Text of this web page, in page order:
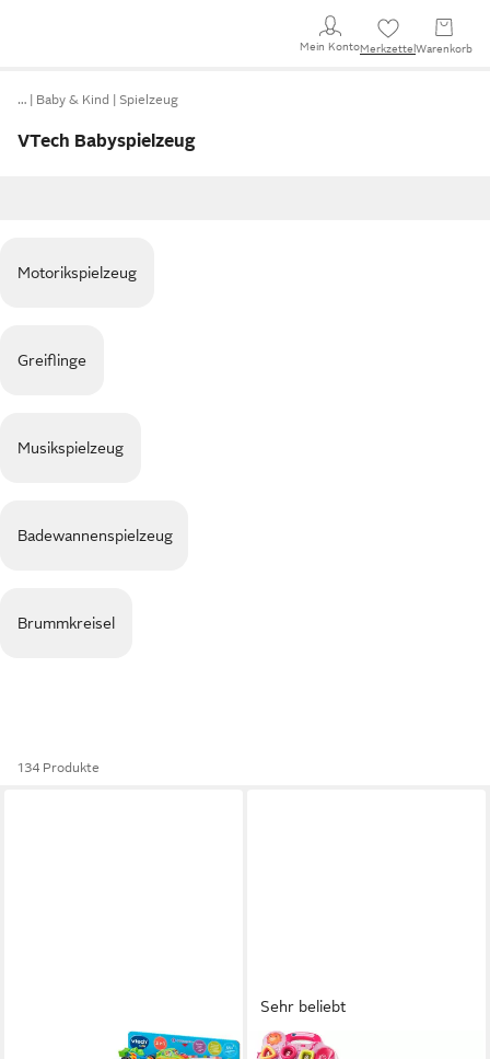
Mein KontoMerkzettel Warenkorb
… Baby & Kind Spielzeug
VTech Babyspielzeug
Motorikspielzeug
Greiflinge
Musikspielzeug
Badewannenspielzeug
Brummkreisel
134 Produkte
Sehr beliebt
VTECH®